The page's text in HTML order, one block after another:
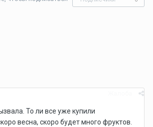
То ли все уже купили
весна, скоро будет много фруктов.